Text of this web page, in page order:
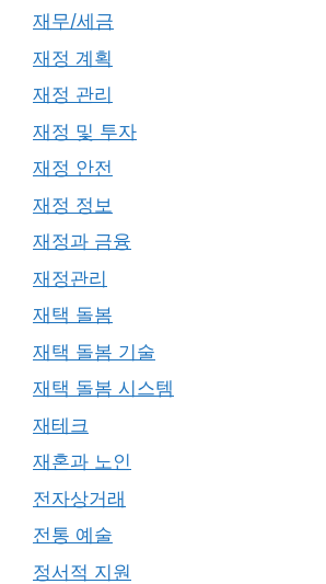
재무/세금
재정 계획
재정 관리
재정 및 투자
재정 안전
재정 정보
재정과 금융
재정관리
재택 돌봄
재택 돌봄 기술
재택 돌봄 시스템
재테크
재혼과 노인
전자상거래
전통 예술
정서적 지원